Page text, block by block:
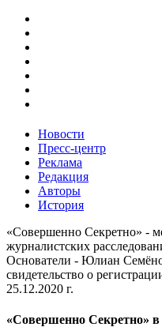
Новости
Пресс-центр
Реклама
Редакция
Авторы
История
«Совершенно Секретно» -
журналистских
Основатели - Юлиан
свидетельство о
25.12.2020 г.
«Совершенно Секретно»